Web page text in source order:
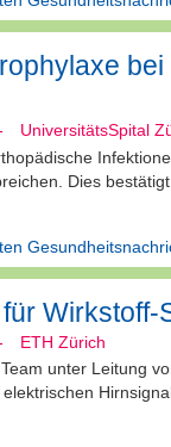
UniversitätsSpital
Dies
Wirkstoff-
ETH Zürich
unter Leitung